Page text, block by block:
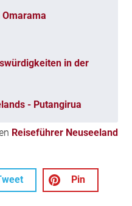
in der
- Putangirua
Reiseführer Neuseeland
Pin